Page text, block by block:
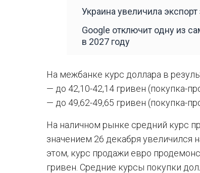
Украина увеличила
Google отключит одну из
в 2027 году
На межбанке курс доллара в
— до 42,10-42,14 гривен (покупка-
— до 49,62-49,65 гривен (покупка-
На наличном рынке средний курс
значением 26 декабря увеличился
этом, курс продажи евро
гривен. Средние курсы покупки